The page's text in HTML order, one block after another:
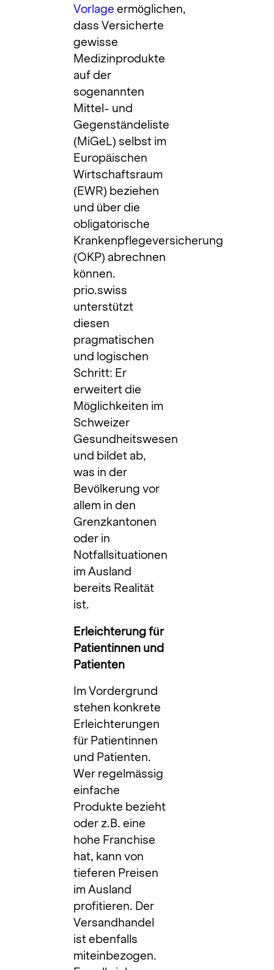
Vorlage ermöglichen,
dass Versicherte
gewisse
Medizinprodukte
auf der
sogenannten
Mittel- und
Gegenständeliste
(MiGeL) selbst im
Europäischen
Wirtschaftsraum
(EWR) beziehen
und über die
obligatorische
Krankenpflegeversicherung
(OKP) abrechnen
können.
prio.swiss
unterstützt
diesen
pragmatischen
und logischen
Schritt: Er
erweitert die
Möglichkeiten im
Schweizer
Gesundheitswesen
und bildet ab,
was in der
Bevölkerung vor
allem in den
Grenzkantonen
oder in
Notfallsituationen
im Ausland
bereits Realität
ist.
Erleichterung für
Patientinnen und
Patienten
Im Vordergrund
stehen konkrete
Erleichterungen
für Patientinnen
und Patienten.
Wer regelmässig
einfache
Produkte bezieht
oder z.B. eine
hohe Franchise
hat, kann von
tieferen Preisen
im Ausland
profitieren. Der
Versandhandel
ist ebenfalls
miteinbezogen.